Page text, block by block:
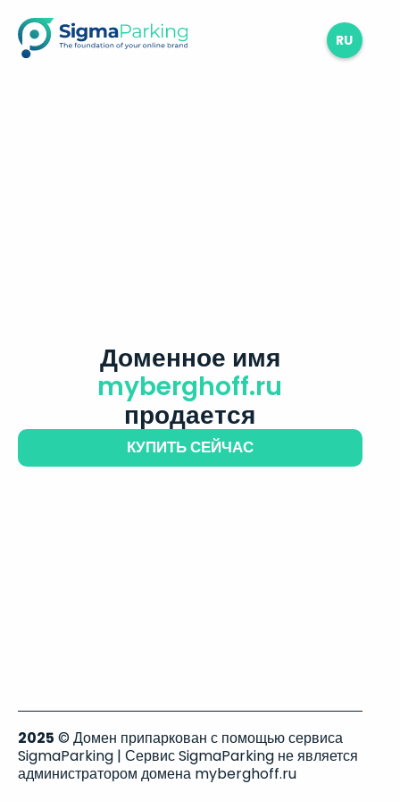
RU
Доменное имя
myberghoff.ru
продается
КУПИТЬ СЕЙЧАС
2025 © Домен припаркован с помощью сервиса
SigmaParking | Сервис SigmaParking не является
администратором домена myberghoff.ru